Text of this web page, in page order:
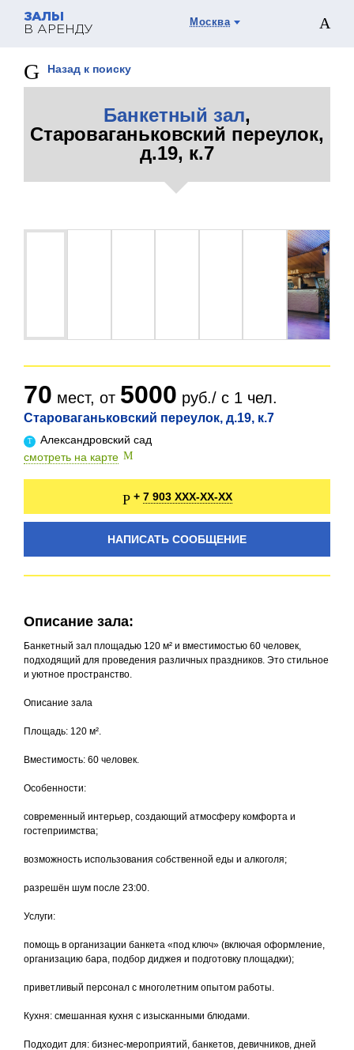
ЗАЛЫ
В АРЕНДУ
Москва
Назад к поиску
Банкетный зал,
Староваганьковский переулок,
д.19, к.7
Староваганьковский переулок, д.19, к.7
Александровский сад
смотреть на карте
70 мест, от 5000 руб./ с 1 чел.
+ 7 903 XXX-XX-XX
НАПИСАТЬ СООБЩЕНИЕ
Описание зала:
Банкетный зал площадью 120 м² и вместимостью 60 человек,
подходящий для проведения различных праздников. Это стильное
и уютное пространство.
Описание зала
Площадь: 120 м².
Вместимость: 60 человек.
Особенности:
современный интерьер, создающий атмосферу комфорта и
гостеприимства;
возможность использования собственной еды и алкоголя;
разрешён шум после 23:00.
Услуги:
помощь в организации банкета «под ключ» (включая оформление,
организацию бара, подбор диджея и подготовку площадки);
приветливый персонал с многолетним опытом работы.
Кухня: смешанная кухня с изысканными блюдами.
Подходит для: бизнес-мероприятий, банкетов, девичников, дней